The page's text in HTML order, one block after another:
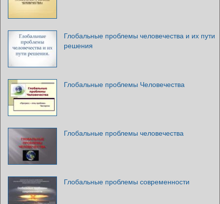
Глобальные проблемы человечества и их пути
решения
Глобальные проблемы Человечества
Глобальные проблемы человечества
Глобальные проблемы современности